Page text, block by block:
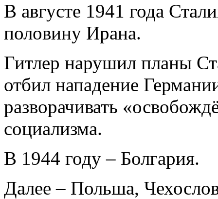
В августе 1941 года
половину Ирана.
Гитлер нарушил планы
отбил нападение
разворачивать
социализма.
В 1944 году – Болгария.
Далее – Польша,